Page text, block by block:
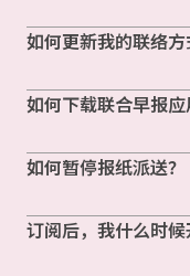
如何更新我的联络方
如何下载联合早报应
如何暂停报纸派送？
订阅后，我什么时候